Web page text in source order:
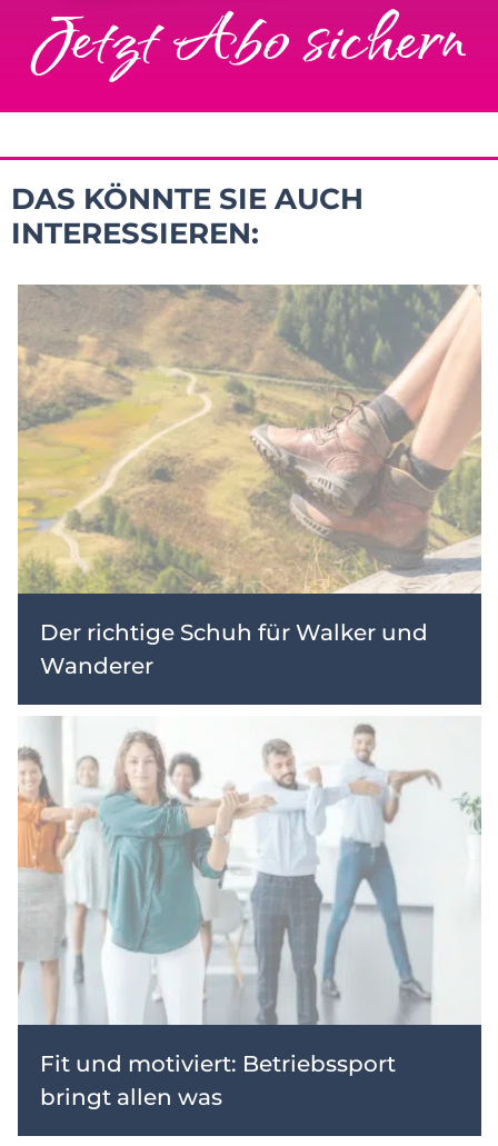
Jetzt Abo sichern
DAS KÖNNTE SIE AUCH
INTERESSIEREN:
Der richtige Schuh für Walker und
Wanderer
Fit und motiviert: Betriebssport
bringt allen was